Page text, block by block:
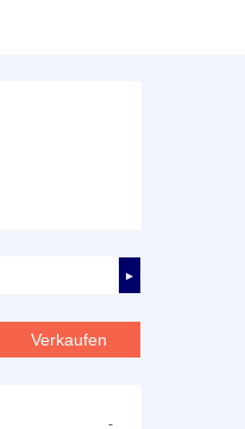
►
Verkaufen
-